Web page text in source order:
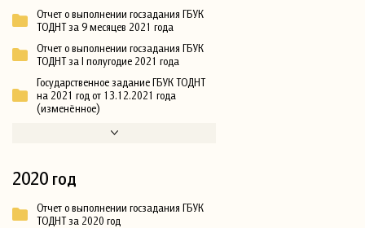
Отчет о выполнении госзадания ГБУК
ТОДНТ за 9 месяцев 2021 года
Отчет о выполнении госзадания ГБУК
ТОДНТ за I полугодие 2021 года
Государственное задание ГБУК ТОДНТ
на 2021 год от 13.12.2021 года
(изменённое)
2020 год
Отчет о выполнении госзадания ГБУК
ТОДНТ за 2020 год